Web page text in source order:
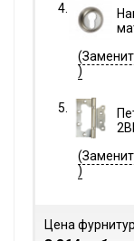
Цена